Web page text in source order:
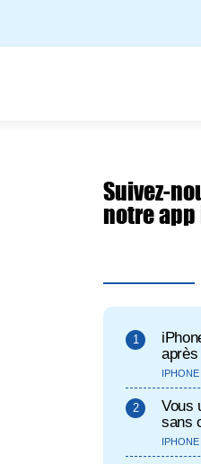
Suivez-
notre
IPHONE
Vous
sans
IPHONE